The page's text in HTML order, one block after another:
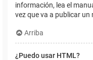
información, lea el
vez que va a publicar un
Arriba
¿Puedo usar HTML?